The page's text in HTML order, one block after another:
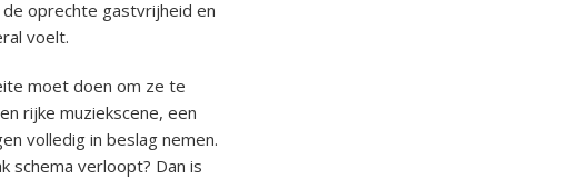
oprechte gastvrijheid en
voelt.
moet doen om ze te
rijke muziekscene, een
volledig in beslag nemen.
schema verloopt? Dan is